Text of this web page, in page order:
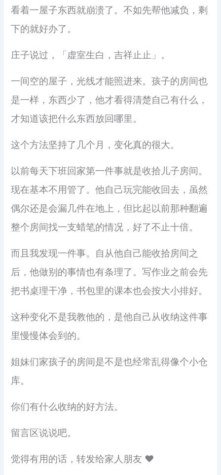
看着一屋子东西就崩溃了。不如先帮他减负，剩
下的就好办了。
庄子说过，「虚室生白，吉祥止止」。
一间空的屋子，光线才能照进来。孩子的房间也
是一样，东西少了，他才看得清楚自己有什么，
才知道该把什么东西放回哪里。
这个方法坚持了几个月，变化真的很大。
以前每天下班回家第一件事就是收拾儿子房间。
现在基本不用管了。他自己玩完能收回去，虽然
偶尔还是会漏几件在地上，但比起以前那种翻遍
整个房间找一支蜡笔的情况，好了不止十倍。
而且我发现一件事。自从他自己能收拾房间之
后，他做别的事情也有条理了。写作业之前会先
把书桌理干净，书包里的课本也会按大小排好。
这种变化不是我教他的，是他自己从收纳这件事
里慢慢体会到的。
姐妹们家孩子的房间是不是也经常乱得像个小仓
库。
你们有什么收纳的好方法。
留言区说说吧。
觉得有用的话，转发给家人朋友 ❤️